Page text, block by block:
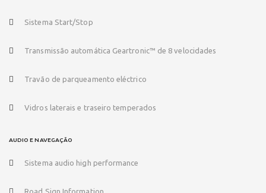
Sistema Start/Stop
Transmissão automática Geartronic™ de 8 velocidades
Travão de parqueamento eléctrico
Vidros laterais e traseiro temperados
AUDIO E NAVEGAÇÃO
Sistema audio high performance